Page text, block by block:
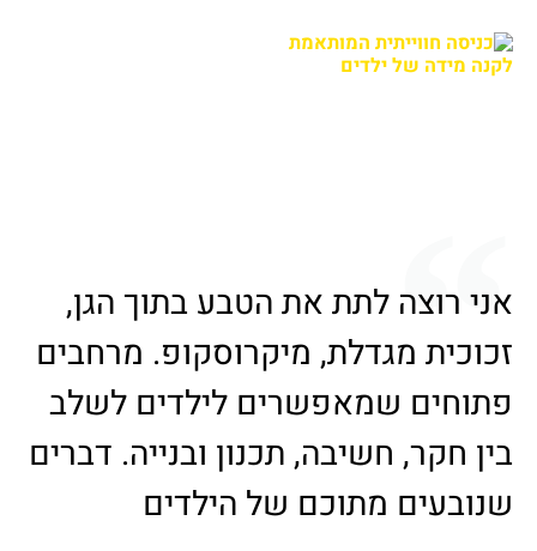
אני רוצה לתת את הטבע בתוך הגן,
זכוכית מגדלת, מיקרוסקופ. מרחבים
פתוחים שמאפשרים לילדים לשלב
בין חקר, חשיבה, תכנון ובנייה. דברים
שנובעים מתוכם של הילדים